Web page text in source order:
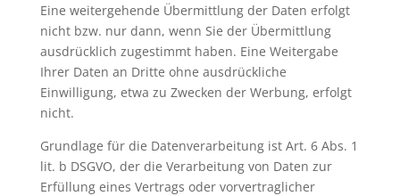
Eine weitergehende Übermittlung der Daten erfolgt
nicht bzw. nur dann, wenn Sie der Übermittlung
ausdrücklich zugestimmt haben. Eine Weitergabe
Ihrer Daten an Dritte ohne ausdrückliche
Einwilligung, etwa zu Zwecken der Werbung, erfolgt
nicht.
Grundlage für die Datenverarbeitung ist Art. 6 Abs. 1
lit. b DSGVO, der die Verarbeitung von Daten zur
Erfüllung eines Vertrags oder vorvertraglicher